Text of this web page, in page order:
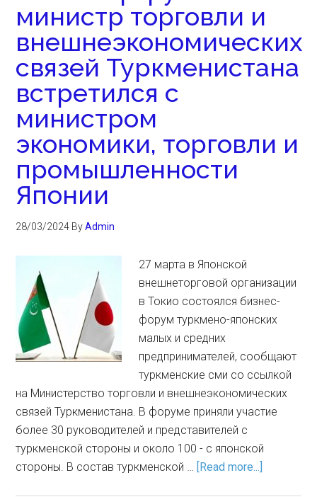
министр торговли и
внешнеэкономических
связей Туркменистана
встретился с
министром
экономики, торговли и
промышленности
Японии
28/03/2024 ByAdmin
27 марта в Японской
внешнеторговой организации
в Токио состоялся бизнес-
форум туркмено-японских
малых и средних
предпринимателей, сообщают
туркменские сми со ссылкой
на Министерство торговли и внешнеэкономических
связей Туркменистана. В форуме приняли участие
более 30 руководителей и представителей с
туркменской стороны и около 100 - с японской
стороны. В состав туркменской … [Read more...]